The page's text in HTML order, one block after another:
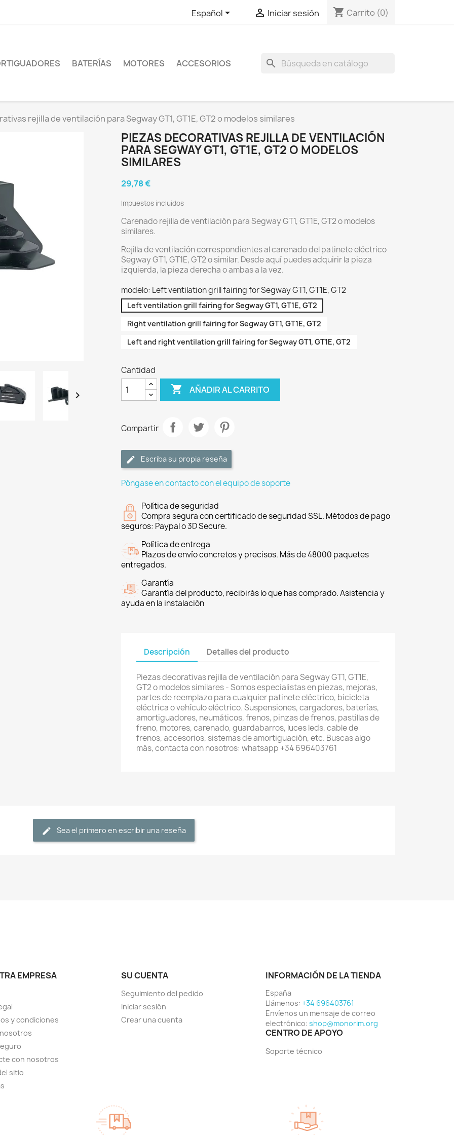
Español  Iniciar sesión shopping_cart Carrito (0)
BATERÍAS MOTORES ACCESORIOS search
rejilla de ventilación para Segway GT1, GT1E, GT2 o modelos similares

PIEZAS DECORATIVAS REJILLA DE VENTILACIÓN
PARA SEGWAY GT1, GT1E, GT2 O MODELOS
SIMILARES
29,78 €
Impuestos incluidos
Carenado rejilla de ventilación para Segway GT1, GT1E, GT2 o modelos
similares.
Rejilla de ventilación correspondientes al carenado del patinete eléctrico
Segway GT1, GT1E, GT2 o similar. Desde aquí puedes adquirir la pieza
izquierda, la pieza derecha o ambas a la vez.
modelo: Left ventilation grill fairing for Segway GT1, GT1E, GT2
Left ventilation grill fairing for Segway GT1, GT1E, GT2
Right ventilation grill fairing for Segway GT1, GT1E, GT2
Left and right ventilation grill fairing for Segway GT1, GT1E, GT2
Cantidad
 AÑADIR AL CARRITO
Compartir
Escriba su propia reseña
Póngase en contacto con el equipo de soporte
Política de seguridad
Compra segura con certificado de seguridad SSL. Métodos de pago
seguros: Paypal o 3D Secure.
Política de entrega
Plazos de envío concretos y precisos. Más de 48000 paquetes
entregados.
Garantía
Garantía del producto, recibirás lo que has comprado. Asistencia y
ayuda en la instalación
Descripción Detalles del producto
Piezas decorativas rejilla de ventilación para Segway GT1, GT1E,
GT2 o modelos similares - Somos especialistas en piezas, mejoras,
partes de reemplazo para cualquier patinete eléctrico, bicicleta
eléctrica o vehículo eléctrico. Suspensiones, cargadores, baterías,
amortiguadores, neumáticos, frenos, pinzas de frenos, pastillas de
freno, motores, carenado, guardabarros, luces leds, cable de
frenos, accesorios, sistemas de amortiguación, etc. Buscas algo
más, contacta con nosotros: whatsapp +34 696403761
Sea el primero en escribir una reseña
EMPRESA
y condiciones
con nosotros
sitio
SU CUENTA
Seguimiento del pedido
Iniciar sesión
Crear una cuenta
INFORMACIÓN DE LA TIENDA
España
Llámenos: +34 696403761
Envíenos un mensaje de correo
electrónico: shop@monorim.org
CENTRO DE APOYO
Soporte técnico